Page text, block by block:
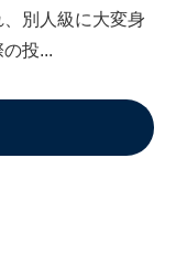
別人級に大変身
投...